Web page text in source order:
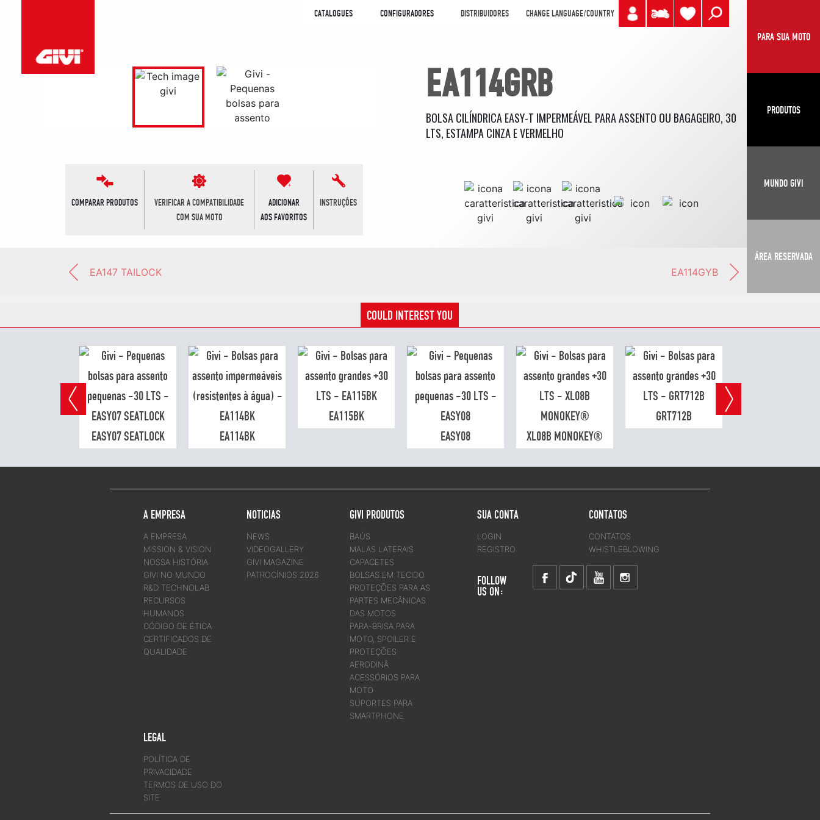
CATALOGUES CONFIGURADORES DISTRIBUIDORES CHANGE LANGUAGE/COUNTRY
PARA SUA MOTO
PRODUTOS
MUNDO GIVI
ÁREA RESERVADA
COMPARAR PRODUTOS
VERIFICAR A COMPATIBILIDADE
COM SUA MOTO
ADICIONAR
AOS FAVORITOS
INSTRUÇÕES
EA114GRB
BOLSA CILÍNDRICA EASY-T IMPERMEÁVEL PARA ASSENTO OU BAGAGEIRO, 30
LTS, ESTAMPA CINZA E VERMELHO
EA147 TAILOCK EA114GYB
COULD INTEREST YOU
EASY07 SEATLOCK
EA114BK
EA115BK
EASY08
XL08B MONOKEY®
GRT712B
A EMPRESA
A EMPRESA
MISSION & VISION
NOSSA HISTÓRIA
GIVI NO MUNDO
R&D TECHNOLAB
RECURSOS
HUMANOS
CÓDIGO DE ÉTICA
CERTIFICADOS DE
QUALIDADE
NOTICIAS
NEWS
VIDEOGALLERY
GIVI MAGAZINE
PATROCÍNIOS 2026
GIVI PRODUTOS
BAÚS
MALAS LATERAIS
CAPACETES
BOLSAS EM TECIDO
PROTEÇÕES PARA AS
PARTES MECÂNICAS
DAS MOTOS
PARA-BRISA PARA
MOTO, SPOILER E
PROTEÇÕES
AERODINÂ
ACESSÓRIOS PARA
MOTO
SUPORTES PARA
SMARTPHONE
LEGAL
POLÍTICA DE
PRIVACIDADE
TERMOS DE USO DO
SITE
SUA CONTA
LOGIN
REGISTRO
CONTATOS
CONTATOS
WHISTLEBLOWING
FOLLOW
US ON: